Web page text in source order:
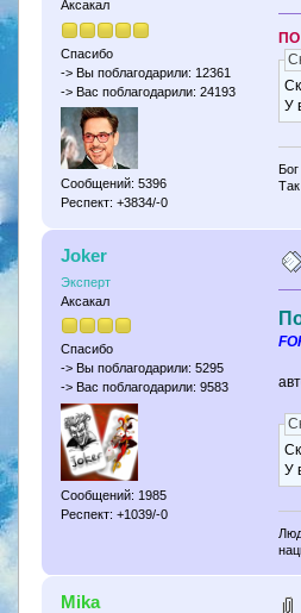
Аксакал
Спасибо
-> Вы поблагодарили: 12361
-> Вас поблагодарили: 24193
Сообщений: 5396
Респект: +3834/-0
ПО
У
Joker
Эксперт
Аксакал
Спасибо
-> Вы поблагодарили: 5295
-> Вас поблагодарили: 9583
Сообщений: 1985
Респект: +1039/-0
У
Mika